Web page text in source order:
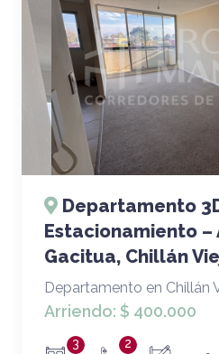
Departamento
Estacionamiento –
Gacitua, Chillán
Departamento en Chillán
Arriendo: $ 400.000
3 2